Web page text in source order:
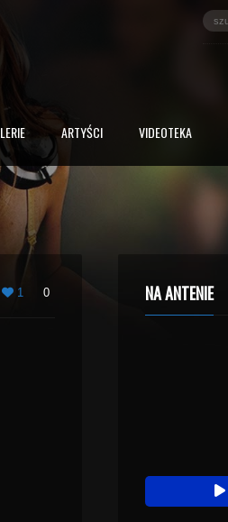
ARTYŚCI VIDEOTEKA
1 0 NA ANTENIE